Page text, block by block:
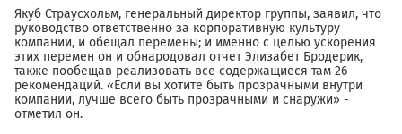
Якуб Страусхольм, генеральный директор группы, заявил, что
руководство ответственно за корпоративную культуру
компании, и обещал перемены; и именно с целью ускорения
этих перемен он и обнародовал отчет Элизабет Бродерик,
также пообещав реализовать все содержащиеся там 26
рекомендаций. «Если вы хотите быть прозрачными внутри
компании, лучше всего быть прозрачными и снаружи» -
отметил он.